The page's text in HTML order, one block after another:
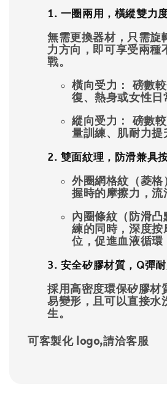
1. 一圈兩用，橫縱雙力
無需更換器材，只需旋
力方向，即可享受兩種
戰。
橫向受力：
磅數
復、熱身或女性日
縱向受力：
磅數
量訓練、肌耐力提
2. 雙面紋理，防滑兼具
外圈網格紋（菱格
握時的摩擦力，流
內圈條紋（防滑凸
練的同時，深度按
位，促進血液循環
3. 安全矽膠材質，Q彈耐
採用高密度環保矽膠材
易變形，且可以直接水
生。
可客製化 logo,請洽客服